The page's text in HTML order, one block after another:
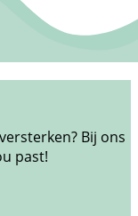
Bij ons
past!